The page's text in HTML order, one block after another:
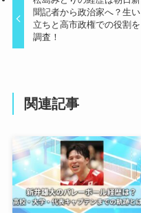
聞記者から政治家へ？生い
立ちと高市政権での役割を
調査！
関連記事